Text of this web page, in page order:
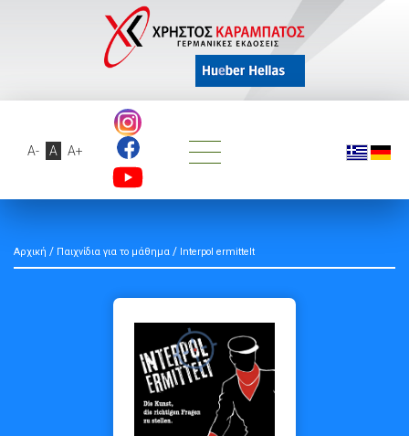
A- A A+
Αρχική / Παιχνίδια για το μάθημα / Interpol ermittelt